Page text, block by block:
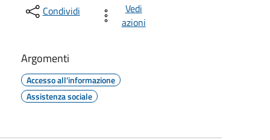
Condividi
Vedi
azioni
Argomenti
Accesso all'informazione
Assistenza sociale